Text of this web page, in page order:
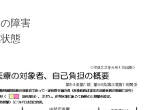
障害
態